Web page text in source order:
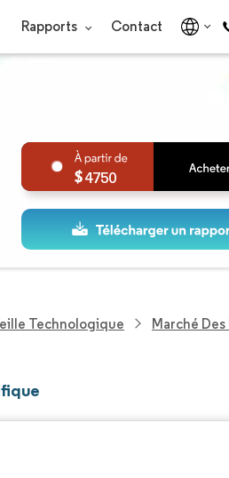
Rapports Contact
4750
Technologique Marché